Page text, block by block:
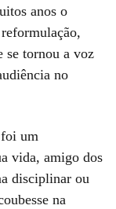
anos o
se tornou a voz
no
um
vida, amigo dos
disciplinar ou
na